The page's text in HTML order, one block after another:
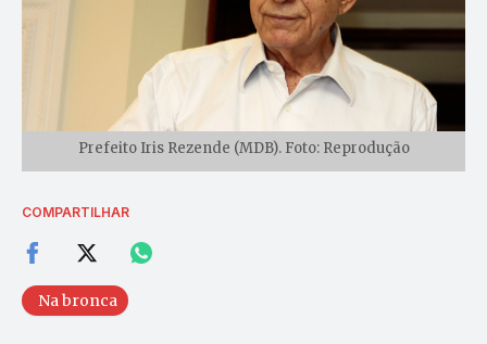
Prefeito Iris Rezende (MDB). Foto: Reprodução
COMPARTILHAR
Na bronca